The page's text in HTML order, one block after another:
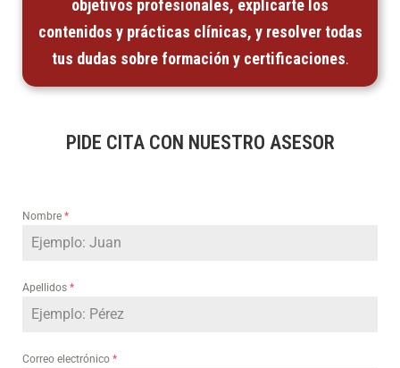
objetivos profesionales, explicarte los
contenidos y prácticas clínicas, y resolver todas
tus dudas sobre formación y certificaciones.
PIDE CITA CON NUESTRO ASESOR
Nombre *
Apellidos *
Correo electrónico *